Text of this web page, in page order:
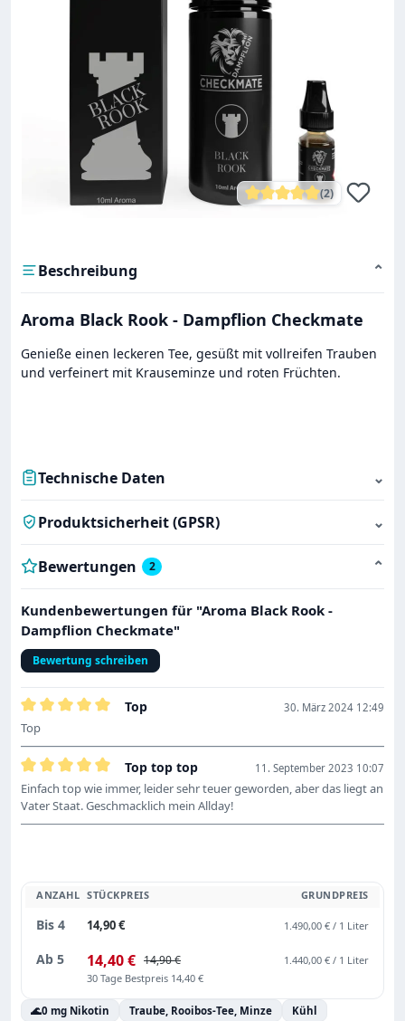
Durchschnittliche
(2)
Beschreibung ⌄
Aroma Black Rook - Dampflion Checkmate
Genieße einen leckeren Tee, gesüßt mit vollreifen Trauben
und verfeinert mit Krauseminze und roten Früchten.
Technische Daten ⌄
Produktsicherheit (GPSR) ⌄
Bewertungen 2 ⌄
Kundenbewertungen für "Aroma Black Rook -
Dampflion Checkmate"
Bewertung schreiben
30. März 2024 12:49
Bewertung mit 5 von 5 Sternen
Top
Top
11. September 2023 10:07
Bewertung mit 5 von 5 Sternen
Top top top
Einfach top wie immer, leider sehr teuer geworden, aber das liegt an
Vater Staat. Geschmacklich mein Allday!
ANZAHL STÜCKPREIS GRUNDPREIS
Bis 4 14,90 € 1.490,00 € / 1 Liter
Ab 5 14,40 € 14,90 €
30 Tage Bestpreis 14,40 €
1.440,00 € / 1 Liter
🌊0 mg Nikotin Traube, Rooibos-Tee, Minze Kühl